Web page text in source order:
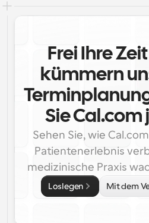
Frei Ihre
kümmern
Sie Cal.com
Sehen Sie, wie
Patientenerlebnis
medizinische Praxis
Loslegen Mit dem